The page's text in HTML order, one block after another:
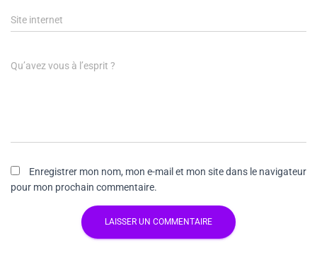
Site internet
Qu’avez vous à l’esprit ?
Enregistrer mon nom, mon e-mail et mon site dans le navigateur
pour mon prochain commentaire.